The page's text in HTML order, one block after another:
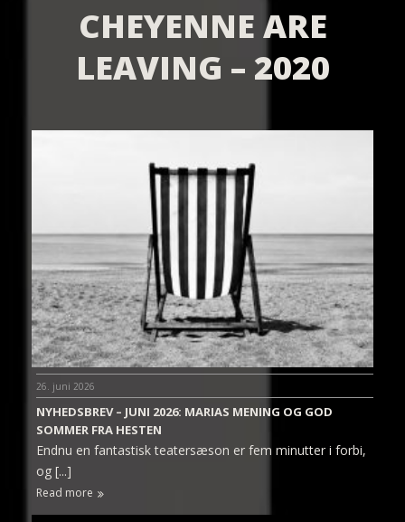
CHEYENNE ARE
LEAVING – 2020
26. juni 2026
NYHEDSBREV – JUNI 2026: MARIAS MENING OG GOD
SOMMER FRA HESTEN
Endnu en fantastisk teatersæson er fem minutter i forbi,
og [...]
Read more